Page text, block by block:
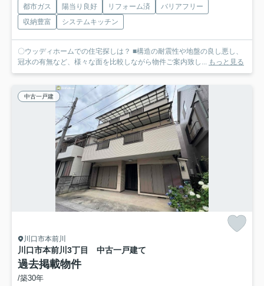
都市ガス 陽当り良好 リフォーム済
バリアフリー
収納豊富
システムキッチン
〇ウッディホームでの住宅探しは？ ■構造の耐震性や地盤の良し悪し、
冠水の有無など、様々な面を比較しながら物件ご案内致し... もっと見る
中古一戸建
川口市本前川
川口市本前川3丁目 中古一戸建て
過去掲載物件
/築30年